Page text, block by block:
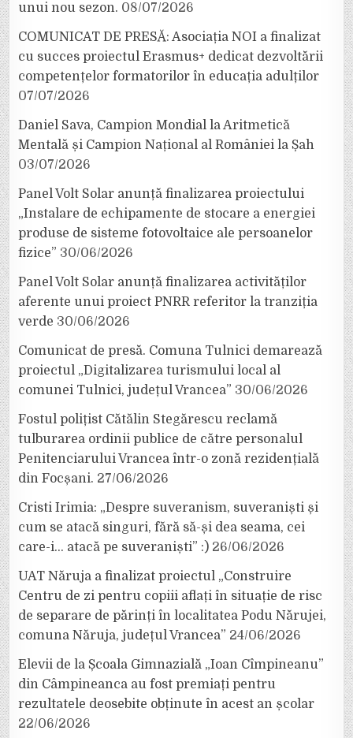
unui nou sezon. 08/07/2026
COMUNICAT DE PRESĂ: Asociația NOI a finalizat
cu succes proiectul Erasmus+ dedicat dezvoltării
competențelor formatorilor în educația adulților
07/07/2026
Daniel Sava, Campion Mondial la Aritmetică
Mentală și Campion Național al României la Șah
03/07/2026
Panel Volt Solar anunță finalizarea proiectului
„Instalare de echipamente de stocare a energiei
produse de sisteme fotovoltaice ale persoanelor
fizice” 30/06/2026
Panel Volt Solar anunță finalizarea activităților
aferente unui proiect PNRR referitor la tranziția
verde 30/06/2026
Comunicat de presă. Comuna Tulnici demarează
proiectul „Digitalizarea turismului local al
comunei Tulnici, județul Vrancea” 30/06/2026
Fostul polițist Cătălin Stegărescu reclamă
tulburarea ordinii publice de către personalul
Penitenciarului Vrancea într-o zonă rezidențială
din Focșani. 27/06/2026
Cristi Irimia: „Despre suveranism, suveraniști și
cum se atacă singuri, fără să-și dea seama, cei
care-i… atacă pe suveraniști” :) 26/06/2026
UAT Năruja a finalizat proiectul „Construire
Centru de zi pentru copiii aflați în situație de risc
de separare de părinți în localitatea Podu Nărujei,
comuna Năruja, județul Vrancea” 24/06/2026
Elevii de la Școala Gimnazială „Ioan Cîmpineanu”
din Câmpineanca au fost premiați pentru
rezultatele deosebite obținute în acest an școlar
22/06/2026